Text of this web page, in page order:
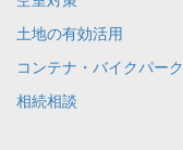
土地の有効活用
コンテナ・バイクパーク
相続相談